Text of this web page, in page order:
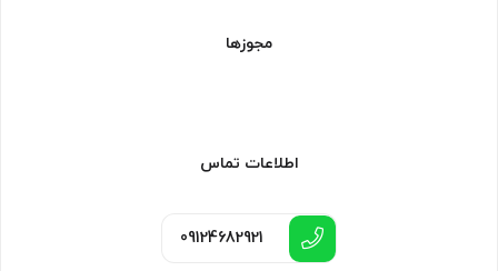
مجوزها
اطلاعات تماس
09124682921